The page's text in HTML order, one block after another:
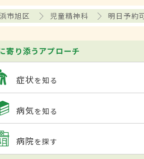
市旭区 児童精神科 明日予約
寄り添うアプローチ
症状を知る
病気を知る
病院を探す